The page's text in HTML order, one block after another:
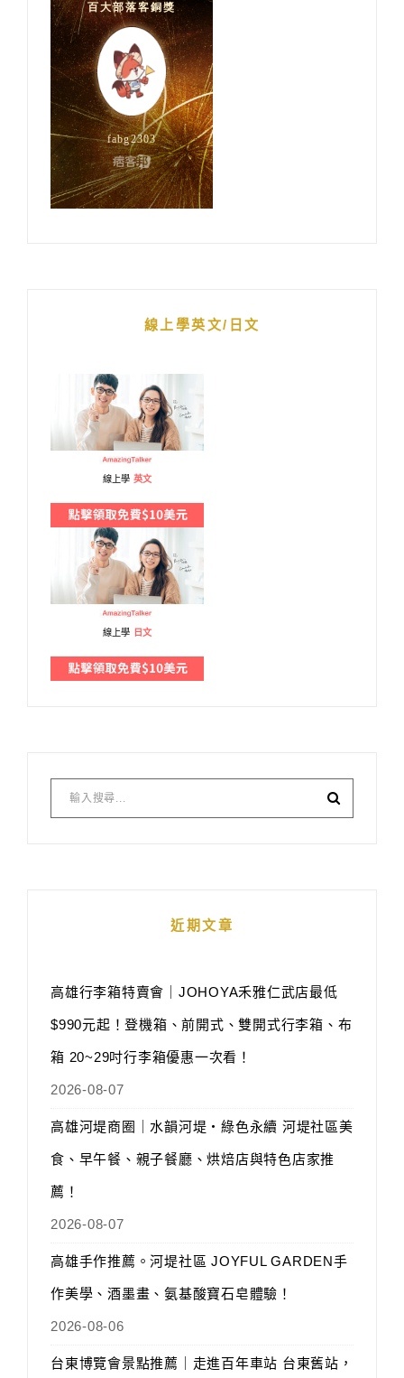
線上學英文/日文
線上學 英文
線上學 日文
近期文章
高雄行李箱特賣會｜JOHOYA禾雅仁武店最低
$990元起！登機箱、前開式、雙開式行李箱、布
箱 20~29吋行李箱優惠一次看！
2026-08-07
高雄河堤商圈｜水韻河堤‧綠色永續 河堤社區美
食、早午餐、親子餐廳、烘焙店與特色店家推
薦！
2026-08-07
高雄手作推薦。河堤社區 JOYFUL GARDEN手
作美學、酒墨畫、氨基酸寶石皂體驗！
2026-08-06
台東博覽會景點推薦｜走進百年車站 台東舊站，